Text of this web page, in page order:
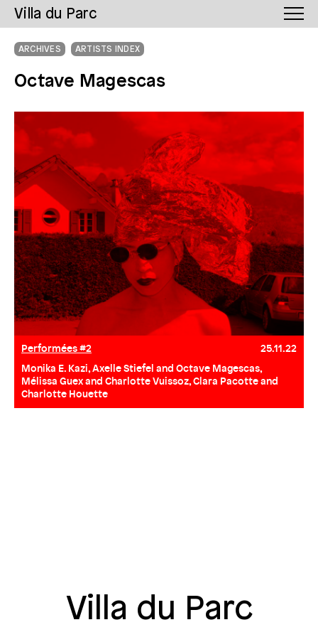
Villa du Parc
ARCHIVES ARTISTS INDEX
Octave Magescas
Performées #2
25.11.22
Monika E. Kazi, Axelle Stiefel and Octave Magescas,
Mélissa Guex and Charlotte Vuissoz, Clara Pacotte and
Charlotte Houette
Villa du Parc